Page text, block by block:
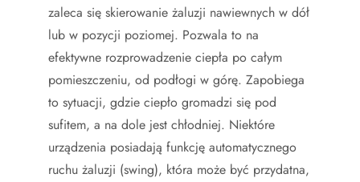
zaleca się skierowanie żaluzji nawiewnych w dół
lub w pozycji poziomej. Pozwala to na
efektywne rozprowadzenie ciepła po całym
pomieszczeniu, od podłogi w górę. Zapobiega
to sytuacji, gdzie ciepło gromadzi się pod
sufitem, a na dole jest chłodniej. Niektóre
urządzenia posiadają funkcję automatycznego
ruchu żaluzji (swing), która może być przydatna,